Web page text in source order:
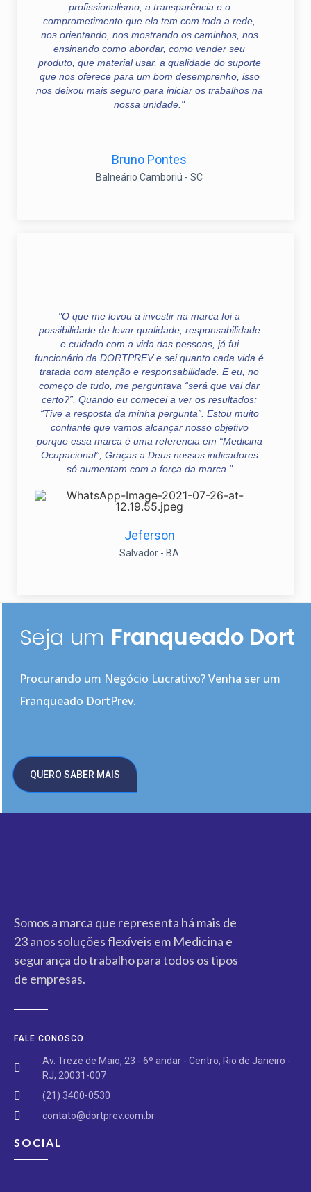
profissionalismo, a transparência e o
comprometimento que ela tem com toda a rede,
nos orientando, nos mostrando os caminhos, nos
ensinando como abordar, como vender seu
produto, que material usar, a qualidade do suporte
que nos oferece para um bom desemprenho, isso
nos deixou mais seguro para iniciar os trabalhos na
nossa unidade."
Bruno Pontes
Balneário Camboriú - SC
"O que me levou a investir na marca foi a
possibilidade de levar qualidade, responsabilidade
e cuidado com a vida das pessoas, já fui
funcionário da DORTPREV e sei quanto cada vida é
tratada com atenção e responsabilidade. E eu, no
começo de tudo, me perguntava “será que vai dar
certo?”. Quando eu comecei a ver os resultados;
“Tive a resposta da minha pergunta”. Estou muito
confiante que vamos alcançar nosso objetivo
porque essa marca é uma referencia em “Medicina
Ocupacional”, Graças a Deus nossos indicadores
só aumentam com a força da marca."
Jeferson
Salvador - BA
Seja um Franqueado Dort
Procurando um Negócio Lucrativo? Venha ser um
Franqueado DortPrev.
QUERO SABER MAIS
Somos a marca que representa há mais de
23 anos soluções flexíveis em Medicina e
segurança do trabalho para todos os tipos
de empresas.
FALE CONOSCO
Av. Treze de Maio, 23 - 6º andar - Centro, Rio de Janeiro -
RJ, 20031-007​
(21) 3400-0530​​
contato@dortprev.com.br​
SOCIAL